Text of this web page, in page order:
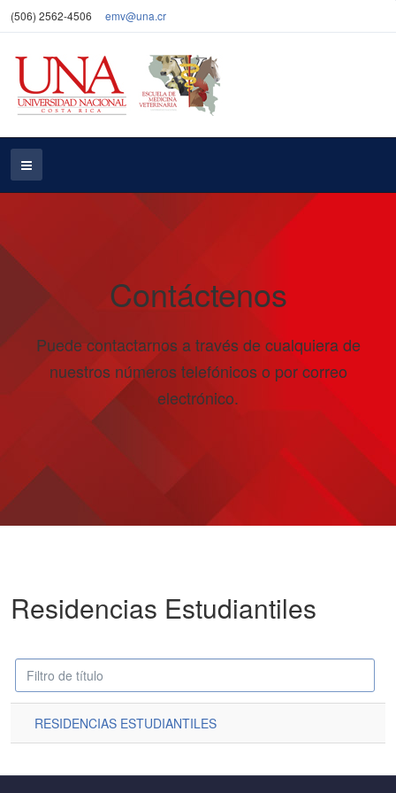
(506) 2562-4506 emv@una.cr
Contáctenos
Puede contactarnos a través de cualquiera de
nuestros números telefónicos o por correo
electrónico.
Residencias Estudiantiles
Despublicado Campo
'Filtrar'
RESIDENCIAS ESTUDIANTILES